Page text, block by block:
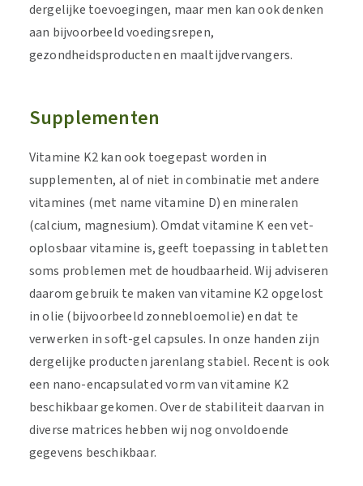
dergelijke toevoegingen, maar men kan ook denken
aan bijvoorbeeld voedingsrepen,
gezondheidsproducten en maaltijdvervangers.
Supplementen
Vitamine K2 kan ook toegepast worden in
supplementen, al of niet in combinatie met andere
vitamines (met name vitamine D) en mineralen
(calcium, magnesium). Omdat vitamine K een vet-
oplosbaar vitamine is, geeft toepassing in tabletten
soms problemen met de houdbaarheid. Wij adviseren
daarom gebruik te maken van vitamine K2 opgelost
in olie (bijvoorbeeld zonnebloemolie) en dat te
verwerken in soft-gel capsules. In onze handen zijn
dergelijke producten jarenlang stabiel. Recent is ook
een nano-encapsulated vorm van vitamine K2
beschikbaar gekomen. Over de stabiliteit daarvan in
diverse matrices hebben wij nog onvoldoende
gegevens beschikbaar.